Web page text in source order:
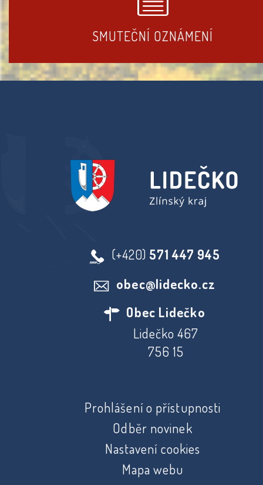
SMUTEČNÍ OZNÁMENÍ
(+420) 571 447 945
obec@lidecko.cz
Obec Lidečko
Lidečko 467
756 15
Prohlášení o přístupnosti
Odběr novinek
Nastavení cookies
Mapa webu